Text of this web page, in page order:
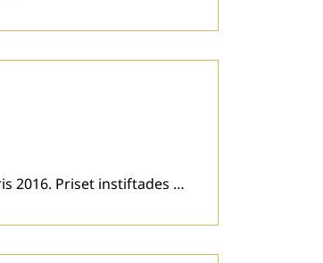
2016. Priset instiftades …